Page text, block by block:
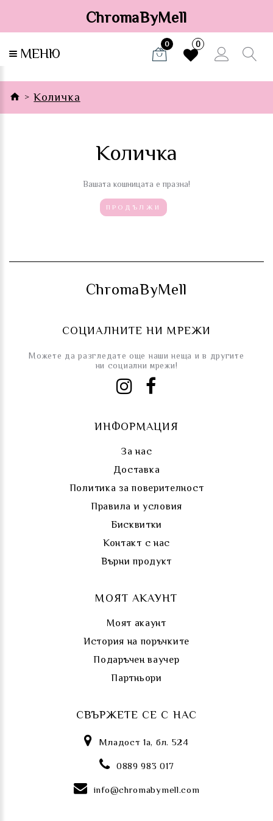
ChromaByMell
МЕНЮ
0 0
Количка
Количка
Вашата кошницата е празна!
ПРОДЪЛЖИ
ИНФОРМАЦИЯ
За нас
Доставка
Политика за поверителност
Правила и условия
Бисквитки
Контакт с нас
Върни продукт
МОЯТ АКАУНТ
Моят акаунт
История на поръчките
Подаръчен ваучер
Партньори
ChromaByMell
СОЦИАЛНИТЕ НИ МРЕЖИ
Можете да разгледате още наши неща и в другите
ни социални мрежи!
СВЪРЖЕТЕ СЕ С НАС
Младост 1а, бл. 524
0889 983 017
info@chromabymell.com